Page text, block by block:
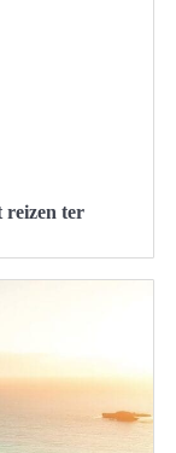
reizen ter